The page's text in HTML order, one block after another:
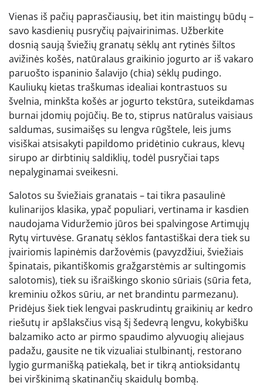
Vienas iš pačių paprasčiausių, bet itin maistingų būdų –
savo kasdienių pusryčių paįvairinimas. Užberkite
dosnią saują šviežių granatų sėklų ant rytinės šiltos
avižinės košės, natūralaus graikinio jogurto ar iš vakaro
paruošto ispaninio šalavijo (chia) sėklų pudingo.
Kauliukų kietas traškumas idealiai kontrastuos su
švelnia, minkšta košės ar jogurto tekstūra, suteikdamas
burnai įdomių pojūčių. Be to, stiprus natūralus vaisiaus
saldumas, susimaišęs su lengva rūgštele, leis jums
visiškai atsisakyti papildomo pridėtinio cukraus, klevų
sirupo ar dirbtinių saldiklių, todėl pusryčiai taps
nepalyginamai sveikesni.
Salotos su šviežiais granatais – tai tikra pasaulinė
kulinarijos klasika, ypač populiari, vertinama ir kasdien
naudojama Viduržemio jūros bei spalvingose Artimųjų
Rytų virtuvėse. Granatų sėklos fantastiškai dera tiek su
įvairiomis lapinėmis daržovėmis (pavyzdžiui, šviežiais
špinatais, pikantiškomis gražgarstėmis ar sultingomis
salotomis), tiek su išraiškingo skonio sūriais (sūria feta,
kreminiu ožkos sūriu, ar net brandintu parmezanu).
Pridėjus šiek tiek lengvai paskrudintų graikinių ar kedro
riešutų ir apšlaksčius visą šį šedevrą lengvu, kokybišku
balzamiko acto ar pirmo spaudimo alyvuogių aliejaus
padažu, gausite ne tik vizualiai stulbinantį, restorano
lygio gurmanišką patiekalą, bet ir tikrą antioksidantų
bei virškinimą skatinančių skaidulų bombą.